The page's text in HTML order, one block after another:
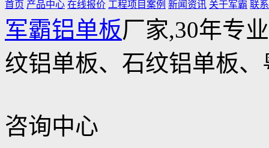
首页 产品中心 在线报价 工程项目案例 新闻资讯 关于军霸 联
军霸铝单板厂家,30年专
纹铝单板、石纹铝单板、
咨询中心